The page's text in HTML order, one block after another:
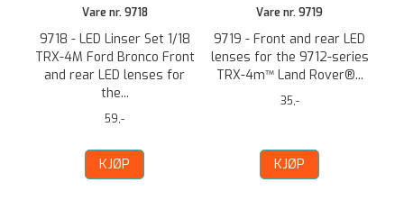
Vare nr. 9718
9718 - LED Linser Set 1/18
TRX-4M Ford Bronco Front
and rear LED lenses for
the...
59,-
KJØP
Vare nr. 9719
9719 - Front and rear LED
lenses for the 9712-series
TRX-4m™ Land Rover®...
35,-
KJØP